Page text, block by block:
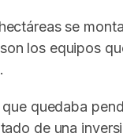
se
los equipos
quedaba
de una